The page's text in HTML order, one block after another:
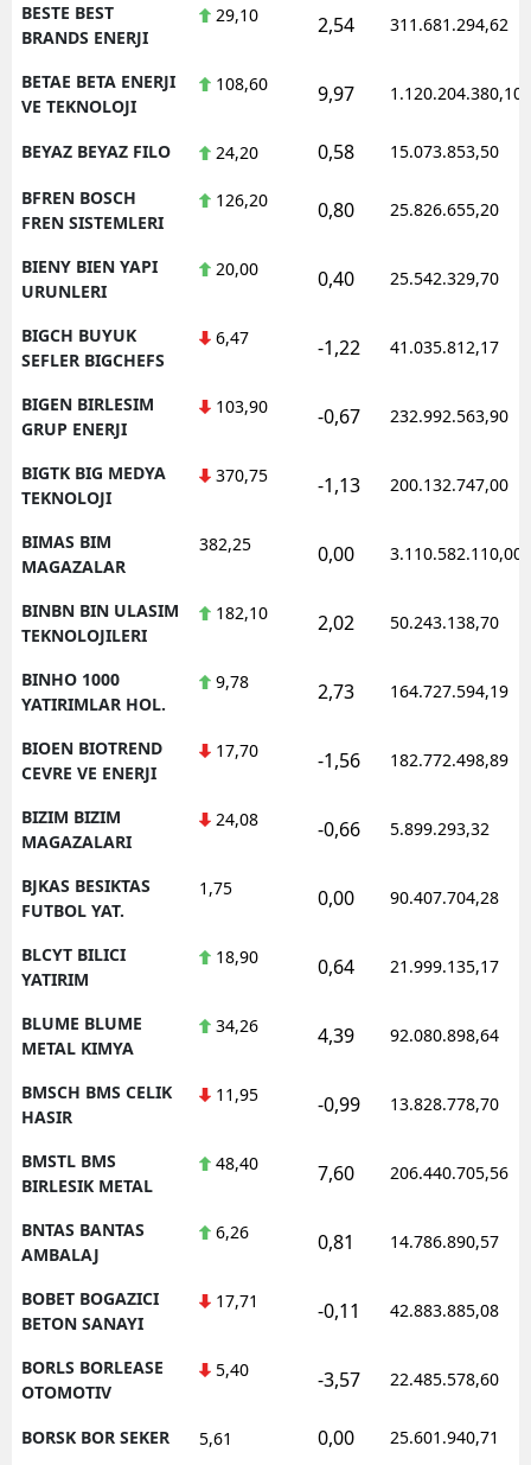
BESTE BEST
BRANDS ENERJI
29,10 2,54 311.681.294,62
BETAE BETA ENERJI
VE TEKNOLOJI
108,60 9,97 1.120.204.380,10
BEYAZ BEYAZ FILO 24,20 0,58 15.073.853,50
BFREN BOSCH
FREN SISTEMLERI
126,20 0,80 25.826.655,20
BIENY BIEN YAPI
URUNLERI
20,00 0,40 25.542.329,70
BIGCH BUYUK
SEFLER BIGCHEFS
6,47 -1,22 41.035.812,17
BIGEN BIRLESIM
GRUP ENERJI
103,90 -0,67 232.992.563,90
BIGTK BIG MEDYA
TEKNOLOJI
370,75 -1,13 200.132.747,00
BIMAS BIM
MAGAZALAR
382,25 0,00 3.110.582.110,00
BINBN BIN ULASIM
TEKNOLOJILERI
182,10 2,02 50.243.138,70
BINHO 1000
YATIRIMLAR HOL.
9,78 2,73 164.727.594,19
BIOEN BIOTREND
CEVRE VE ENERJI
17,70 -1,56 182.772.498,89
BIZIM BIZIM
MAGAZALARI
24,08 -0,66 5.899.293,32
BJKAS BESIKTAS
FUTBOL YAT.
1,75 0,00 90.407.704,28
BLCYT BILICI
YATIRIM
18,90 0,64 21.999.135,17
BLUME BLUME
METAL KIMYA
34,26 4,39 92.080.898,64
BMSCH BMS CELIK
HASIR
11,95 -0,99 13.828.778,70
BMSTL BMS
BIRLESIK METAL
48,40 7,60 206.440.705,56
BNTAS BANTAS
AMBALAJ
6,26 0,81 14.786.890,57
BOBET BOGAZICI
BETON SANAYI
17,71 -0,11 42.883.885,08
BORLS BORLEASE
OTOMOTIV
5,40 -3,57 22.485.578,60
BORSK BOR SEKER 5,61 0,00 25.601.940,71